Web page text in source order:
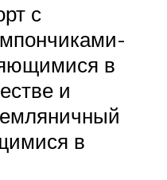
с
в
и
в